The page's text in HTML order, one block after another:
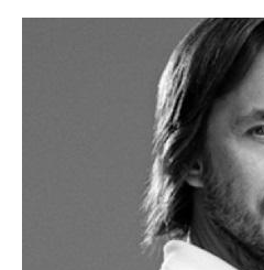
Sideboards & Kommoden
Beistell- & Rollcontainer
Garderoben